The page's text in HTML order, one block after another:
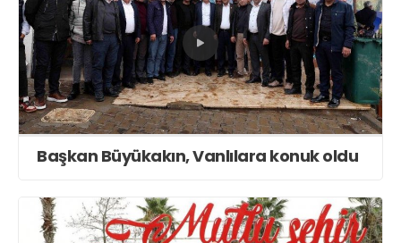
Başkan Büyükakın, Vanlılara konuk oldu